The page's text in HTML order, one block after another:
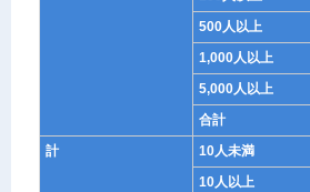
500人以上
1,000人以上
5,000人以上
合計
計
10人未満
10人以上